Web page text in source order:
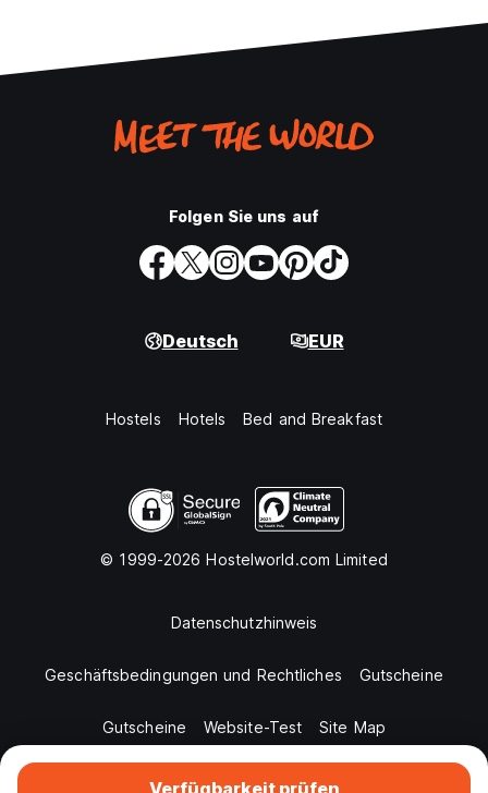
Verfügbarkeit prüfen
Folgen Sie uns auf
Deutsch EUR
Hostels Hotels Bed and Breakfast
© 1999-2026 Hostelworld.com Limited
Datenschutzhinweis
Geschäftsbedingungen und Rechtliches Gutscheine
Gutscheine Website-Test Site Map